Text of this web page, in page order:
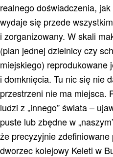
realnego doświadczenia,
wydaje się przede
i zorganizowany. W skali
(plan jednej dzielnicy czy
miejskiego) reprodukowane
i domknięcia. Tu nic się nie
przestrzeni nie ma miejsca.
ludzi z „innego” świata –
puste lub zbędne w
że precyzyjnie zdefiniowane
dworzec kolejowy Keleti w